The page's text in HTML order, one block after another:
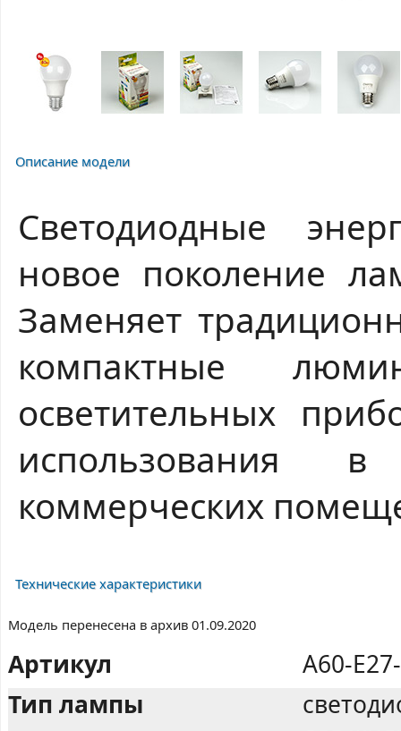
Описание модели
Светодиодные
новое поколение
Заменяет
компактные
осветительных
коммерческих
Технические характеристики
Модель перенесена в архив 01.09.2020
Артикул
A60-
Тип лампы